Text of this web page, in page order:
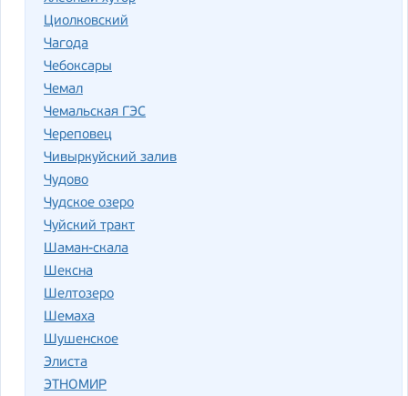
Циолковский
Чагода
Чебоксары
Чемал
Чемальская ГЭС
Череповец
Чивыркуйский залив
Чудово
Чудское озеро
Чуйский тракт
Шаман-скала
Шексна
Шелтозеро
Шемаха
Шушенское
Элиста
ЭТНОМИР